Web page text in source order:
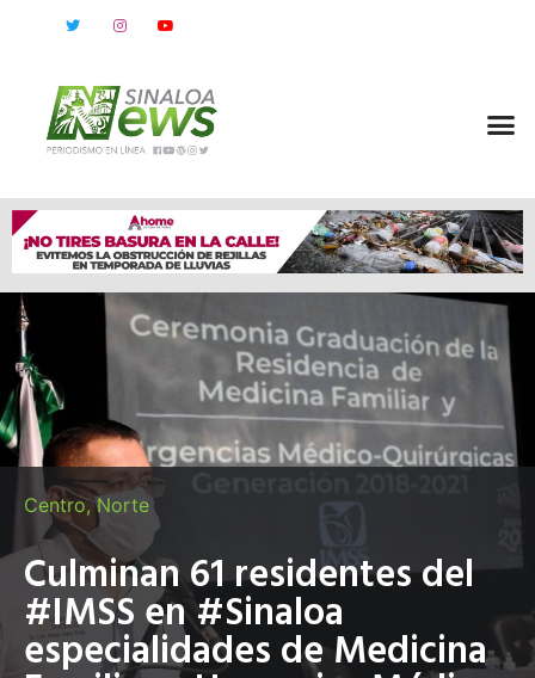
Centro,Norte
Culminan 61 residentes del
#IMSS en #Sinaloa
especialidades de Medicina